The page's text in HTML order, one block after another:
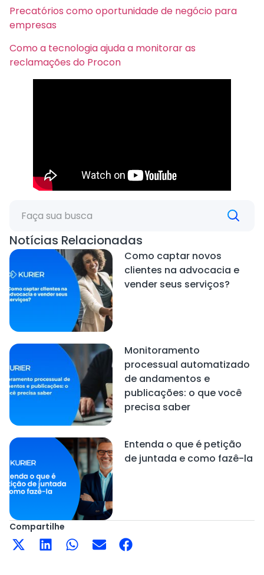
Precatórios como oportunidade de negócio para
empresas
Como a tecnologia ajuda a monitorar as
reclamações do Procon
Notícias Relacionadas
Como captar novos
clientes na advocacia e
vender seus serviços?
Monitoramento
processual automatizado
de andamentos e
publicações: o que você
precisa saber
Entenda o que é petição
de juntada e como fazê-la
Compartilhe